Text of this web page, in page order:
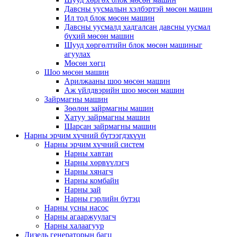
Давсны уусмалын хэлбэртэй мөсөн машин
Ил тод блок мөсөн машин
Давсны уусмалд хадгалсан давсны уусмал
бүхий мөсөн машин
Шууд хөргөлтийн блок мөсөн машиныг
агуулах
Мөсөн хөгц
Шоо мөсөн машин
Арилжааны шоо мөсөн машин
Аж үйлдвэрийн шоо мөсөн машин
Зайрмагны машин
Зөөлөн зайрмагны машин
Хатуу зайрмагны машин
Шарсан зайрмагны машин
Нарны эрчим хүчний бүтээгдэхүүн
Нарны эрчим хүчний систем
Нарны хавтан
Нарны хөрвүүлэгч
Нарны хянагч
Нарны комбайн
Нарны зай
Нарны гэрлийн бүтэц
Нарны усны насос
Нарны агааржуулагч
Нарны халаагуур
Дизель генераторын багц